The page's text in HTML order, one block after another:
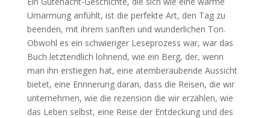
Umarmung anfühlt, ist die perfekte Art, den Tag zu
beenden, mit ihrem sanften und wunderlichen Ton.
Obwohl es ein schwieriger Leseprozess war, war das
Buch letztendlich lohnend, wie ein Berg, der, wenn
man ihn erstiegen hat, eine atemberaubende Aussicht
bietet, eine Erinnerung daran, dass die Reisen, die wir
unternehmen, wie die rezension die wir erzählen, wie
das Leben selbst, eine Reise der Entdeckung und des